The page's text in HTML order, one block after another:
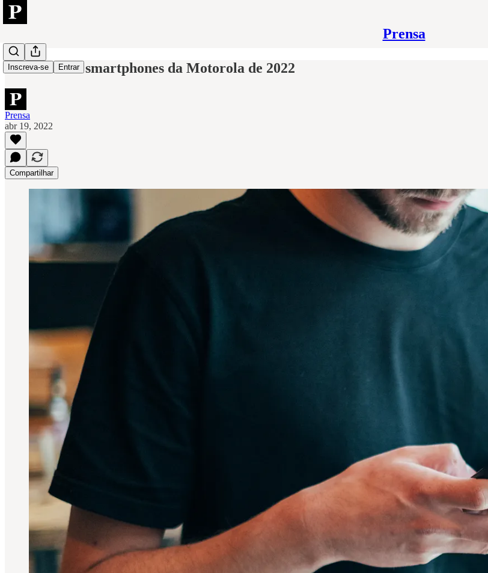
Prensa
Inscreva-se Entrar
Os melhores smartphones da Motorola de 2022
Prensa
abr 19, 2022
Compartilhar